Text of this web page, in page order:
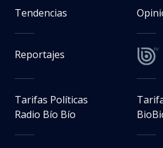
Tendencias
Reportajes
Tarifas Políticas
Radio Bío Bío